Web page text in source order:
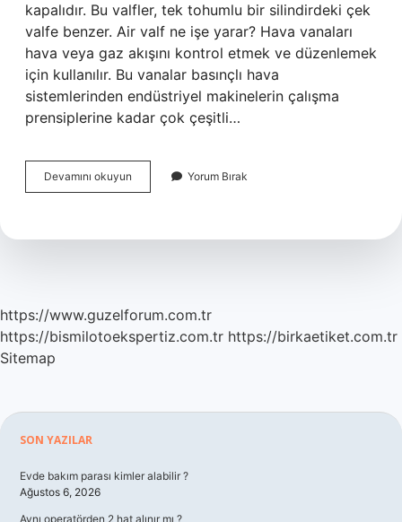
kapalıdır. Bu valfler, tek tohumlu bir silindirdeki çek
valfe benzer. Air valf ne işe yarar? Hava vanaları
hava veya gaz akışını kontrol etmek ve düzenlemek
için kullanılır. Bu vanalar basınçlı hava
sistemlerinden endüstriyel makinelerin çalışma
prensiplerine kadar çok çeşitli…
Devamını okuyun Uçaklarda
Valf
Yorum Bırak
https://www.guzelforum.com.tr
https://bismilotoekspertiz.com.tr https://birkaetiket.com.tr
Sitemap
Sidebar
SON YAZILAR
Evde bakım parası kimler alabilir ?
Ağustos 6, 2026
Aynı operatörden 2 hat alınır mı ?